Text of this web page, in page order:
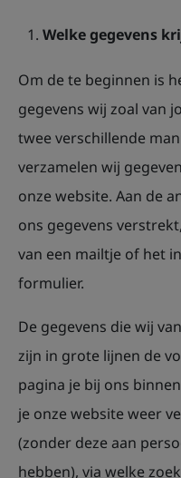
Welke gegevens
Om de te beginnen is
gegevens wij zoal van
twee verschillende
verzamelen wij
onze website. Aan de
ons gegevens
van een mailtje of het
formulier.
De gegevens die wij
zijn in grote lijnen de
pagina je bij ons
je onze website weer
(zonder deze aan
hebben), via welke